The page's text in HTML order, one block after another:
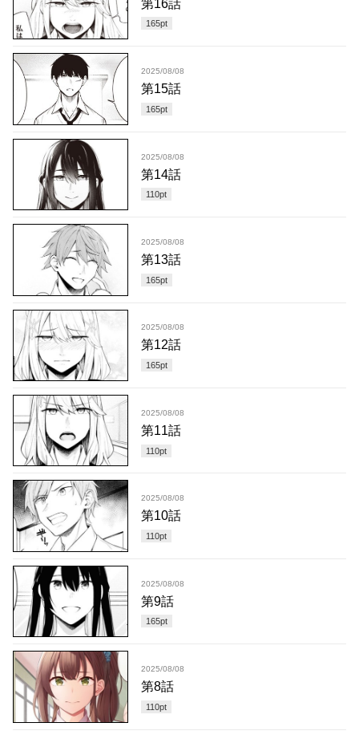
第16話
165pt
2025/08/08
第15話
165pt
2025/08/08
第14話
110pt
2025/08/08
第13話
165pt
2025/08/08
第12話
165pt
2025/08/08
第11話
110pt
2025/08/08
第10話
110pt
2025/08/08
第9話
165pt
2025/08/08
第8話
110pt